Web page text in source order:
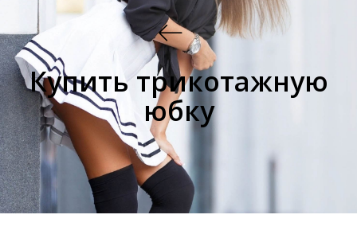
Купить трикотажную
юбку